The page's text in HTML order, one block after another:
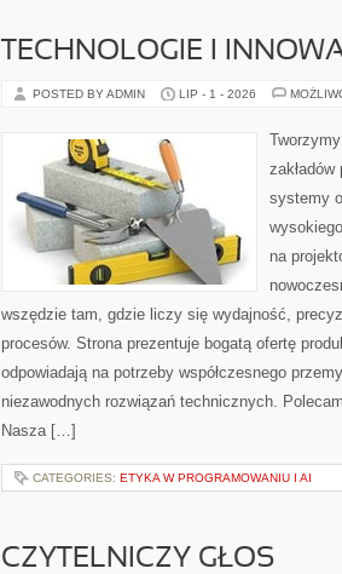
TECHNOLOGIE I
POSTED BY ADMIN LIP - 1 - 2026
systemy
na
wszędzie tam, gdzie liczy się wydajność,
procesów. Strona prezentuje bogatą ofertę
odpowiadają na potrzeby współczesnego
niezawodnych rozwiązań technicznych.
Nasza […]
CATEGORIES: ETYKA W PROGRAMOWANIU I AI
CZYTELNICZY GŁOS